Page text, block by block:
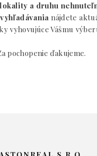
a druhu
nájdete
vyhovujúce Vášmu
pochopenie ďakujeme.